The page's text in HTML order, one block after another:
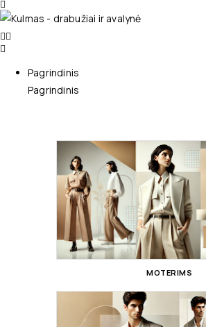
Pagrindinis
Pagrindinis
MOTERIMS